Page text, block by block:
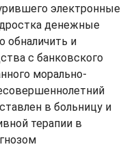
электронные
денежные
обналичить и
с банковского
морально-
в больницу и
терапии в